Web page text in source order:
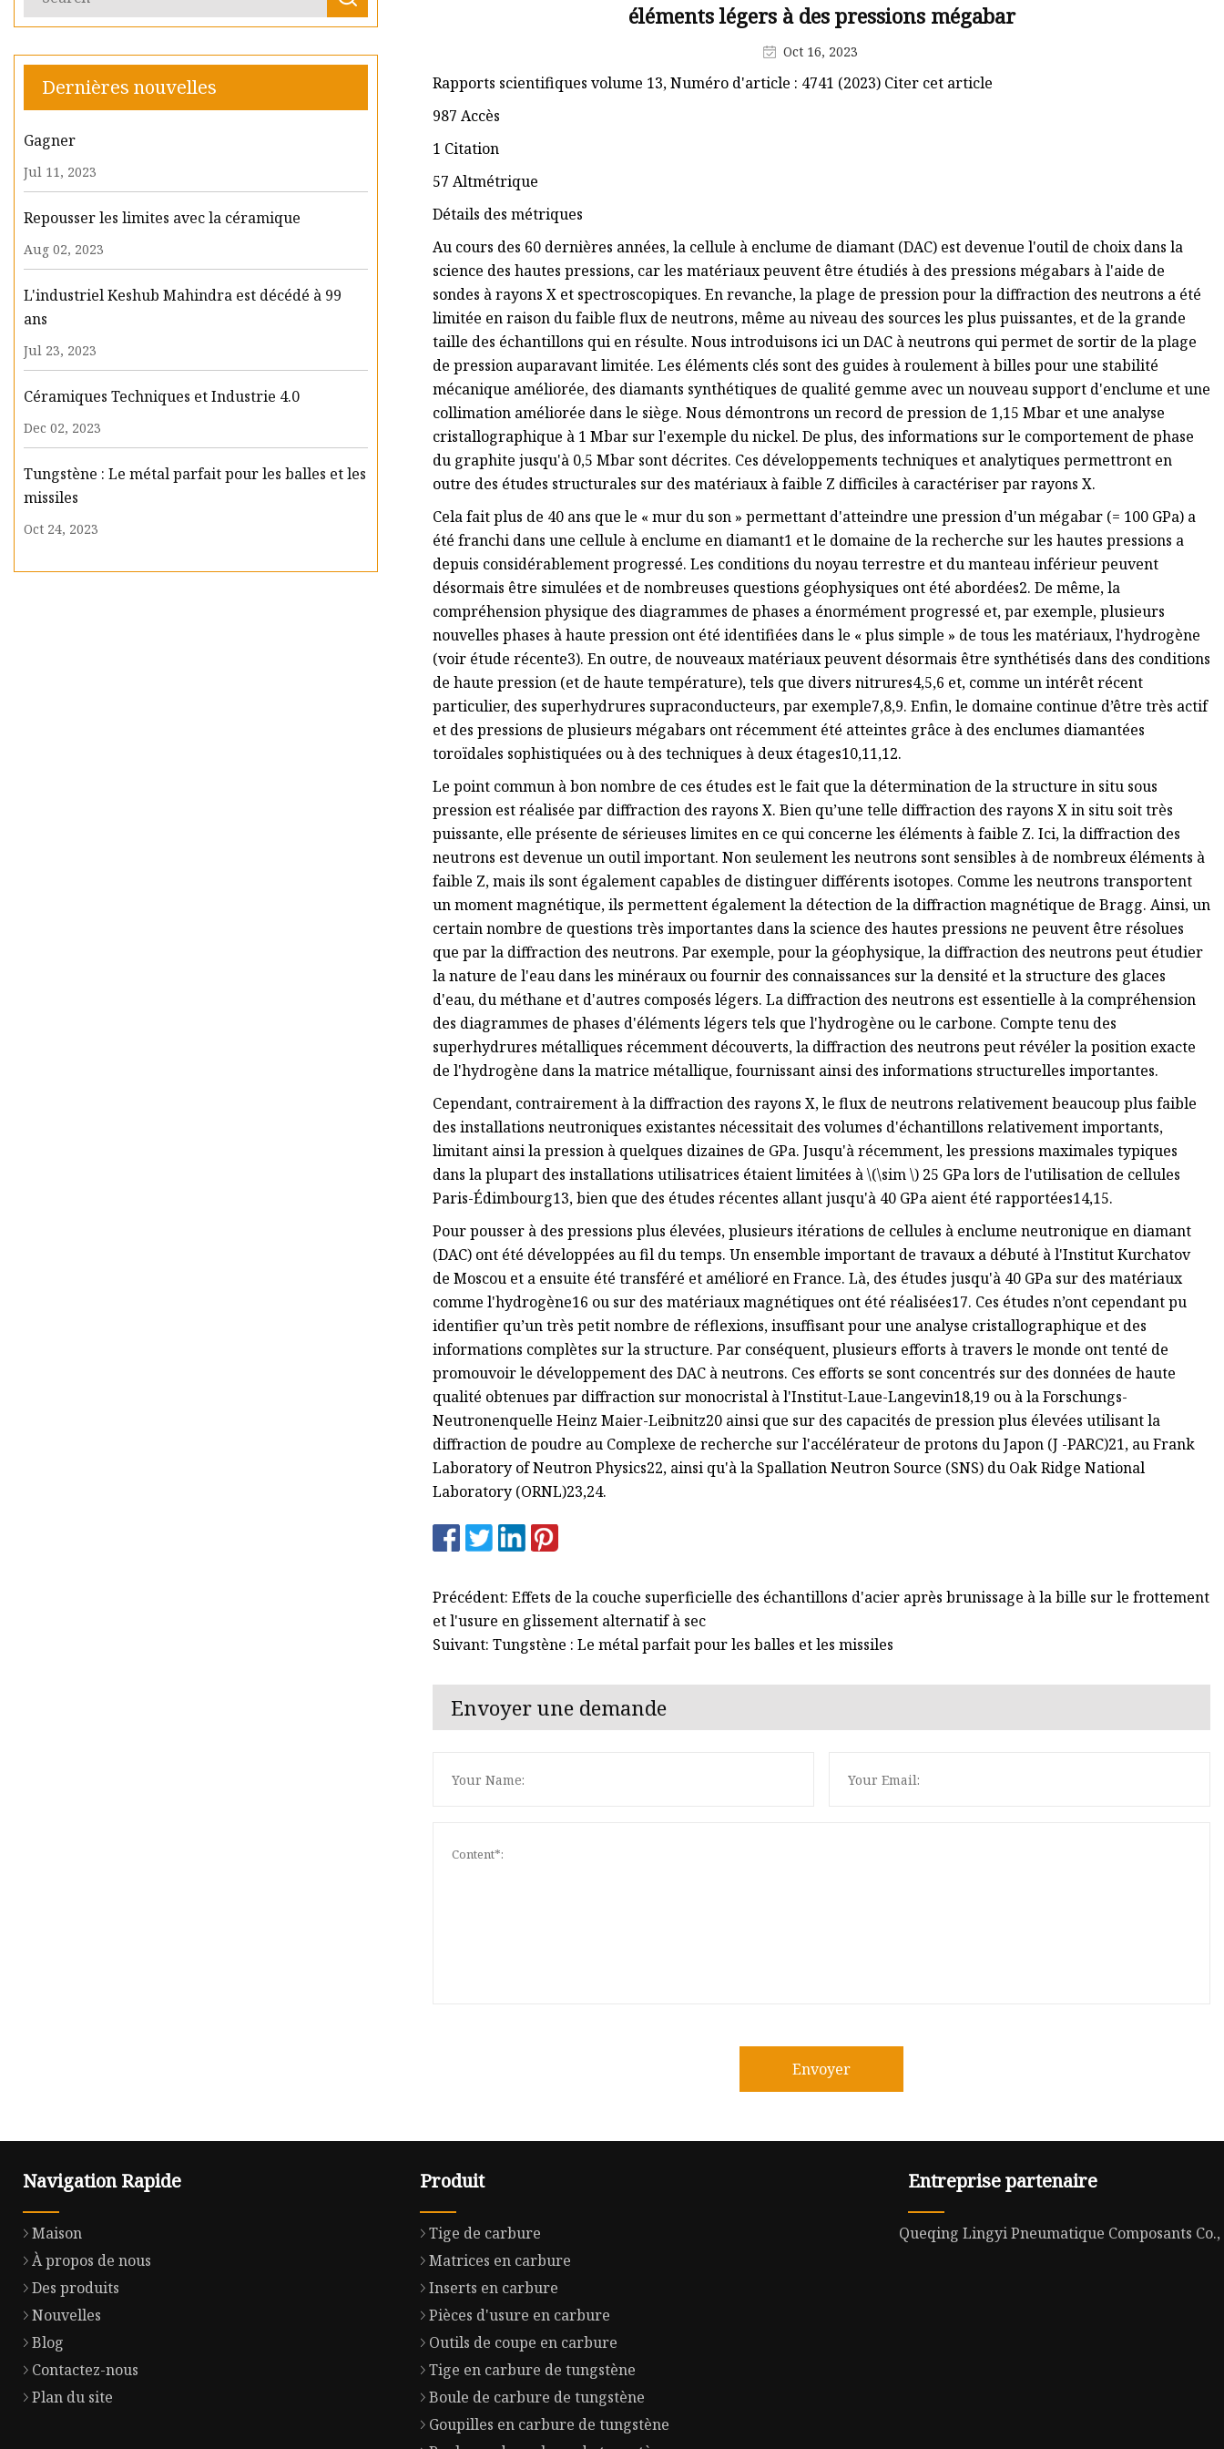
Plaque de carbure de tungstène
Conseils pour l'extraction du
Dernières nouvelles
Gagner
Jul 11, 2023
Repousser les limites avec la céramique
Aug 02, 2023
L'industriel Keshub Mahindra est décédé à 99
ans
Jul 23, 2023
Céramiques Techniques et Industrie 4.0
Dec 02, 2023
Tungstène : Le métal parfait pour les balles et les
missiles
Oct 24, 2023
éléments légers à des pressions mégabar
Oct 16, 2023
Rapports scientifiques volume 13, Numéro d'article : 4741 (2023) Citer cet article
987 Accès
1 Citation
57 Altmétrique
Détails des métriques
Au cours des 60 dernières années, la cellule à enclume de diamant (DAC) est devenue l'outil de choix dans la
science des hautes pressions, car les matériaux peuvent être étudiés à des pressions mégabars à l'aide de
sondes à rayons X et spectroscopiques. En revanche, la plage de pression pour la diffraction des neutrons a été
limitée en raison du faible flux de neutrons, même au niveau des sources les plus puissantes, et de la grande
taille des échantillons qui en résulte. Nous introduisons ici un DAC à neutrons qui permet de sortir de la plage
de pression auparavant limitée. Les éléments clés sont des guides à roulement à billes pour une stabilité
mécanique améliorée, des diamants synthétiques de qualité gemme avec un nouveau support d'enclume et une
collimation améliorée dans le siège. Nous démontrons un record de pression de 1,15 Mbar et une analyse
cristallographique à 1 Mbar sur l'exemple du nickel. De plus, des informations sur le comportement de phase
du graphite jusqu'à 0,5 Mbar sont décrites. Ces développements techniques et analytiques permettront en
outre des études structurales sur des matériaux à faible Z difficiles à caractériser par rayons X.
Cela fait plus de 40 ans que le « mur du son » permettant d'atteindre une pression d'un mégabar (= 100 GPa) a
été franchi dans une cellule à enclume en diamant1 et le domaine de la recherche sur les hautes pressions a
depuis considérablement progressé. Les conditions du noyau terrestre et du manteau inférieur peuvent
désormais être simulées et de nombreuses questions géophysiques ont été abordées2. De même, la
compréhension physique des diagrammes de phases a énormément progressé et, par exemple, plusieurs
nouvelles phases à haute pression ont été identifiées dans le « plus simple » de tous les matériaux, l'hydrogène
(voir étude récente3). En outre, de nouveaux matériaux peuvent désormais être synthétisés dans des conditions
de haute pression (et de haute température), tels que divers nitrures4,5,6 et, comme un intérêt récent
particulier, des superhydrures supraconducteurs, par exemple7,8,9. Enfin, le domaine continue d’être très actif
et des pressions de plusieurs mégabars ont récemment été atteintes grâce à des enclumes diamantées
toroïdales sophistiquées ou à des techniques à deux étages10,11,12.
Le point commun à bon nombre de ces études est le fait que la détermination de la structure in situ sous
pression est réalisée par diffraction des rayons X. Bien qu’une telle diffraction des rayons X in situ soit très
puissante, elle présente de sérieuses limites en ce qui concerne les éléments à faible Z. Ici, la diffraction des
neutrons est devenue un outil important. Non seulement les neutrons sont sensibles à de nombreux éléments à
faible Z, mais ils sont également capables de distinguer différents isotopes. Comme les neutrons transportent
un moment magnétique, ils permettent également la détection de la diffraction magnétique de Bragg. Ainsi, un
certain nombre de questions très importantes dans la science des hautes pressions ne peuvent être résolues
que par la diffraction des neutrons. Par exemple, pour la géophysique, la diffraction des neutrons peut étudier
la nature de l'eau dans les minéraux ou fournir des connaissances sur la densité et la structure des glaces
d'eau, du méthane et d'autres composés légers. La diffraction des neutrons est essentielle à la compréhension
des diagrammes de phases d'éléments légers tels que l'hydrogène ou le carbone. Compte tenu des
superhydrures métalliques récemment découverts, la diffraction des neutrons peut révéler la position exacte
de l'hydrogène dans la matrice métallique, fournissant ainsi des informations structurelles importantes.
Cependant, contrairement à la diffraction des rayons X, le flux de neutrons relativement beaucoup plus faible
des installations neutroniques existantes nécessitait des volumes d'échantillons relativement importants,
limitant ainsi la pression à quelques dizaines de GPa. Jusqu'à récemment, les pressions maximales typiques
dans la plupart des installations utilisatrices étaient limitées à \(\sim \) 25 GPa lors de l'utilisation de cellules
Paris-Édimbourg13, bien que des études récentes allant jusqu'à 40 GPa aient été rapportées14,15.
Pour pousser à des pressions plus élevées, plusieurs itérations de cellules à enclume neutronique en diamant
(DAC) ont été développées au fil du temps. Un ensemble important de travaux a débuté à l'Institut Kurchatov
de Moscou et a ensuite été transféré et amélioré en France. Là, des études jusqu'à 40 GPa sur des matériaux
comme l'hydrogène16 ou sur des matériaux magnétiques ont été réalisées17. Ces études n’ont cependant pu
identifier qu’un très petit nombre de réflexions, insuffisant pour une analyse cristallographique et des
informations complètes sur la structure. Par conséquent, plusieurs efforts à travers le monde ont tenté de
promouvoir le développement des DAC à neutrons. Ces efforts se sont concentrés sur des données de haute
qualité obtenues par diffraction sur monocristal à l'Institut-Laue-Langevin18,19 ou à la Forschungs-
Neutronenquelle Heinz Maier-Leibnitz20 ainsi que sur des capacités de pression plus élevées utilisant la
diffraction de poudre au Complexe de recherche sur l'accélérateur de protons du Japon (J -PARC)21, au Frank
Laboratory of Neutron Physics22, ainsi qu'à la Spallation Neutron Source (SNS) du Oak Ridge National
Laboratory (ORNL)23,24.
Précédent: Effets de la couche superficielle des échantillons d'acier après brunissage à la bille sur le frottement
et l'usure en glissement alternatif à sec
Suivant: Tungstène : Le métal parfait pour les balles et les missiles
Envoyer une demande
Envoyer
Navigation Rapide
Maison
À propos de nous
Des produits
Nouvelles
Blog
Contactez-nous
Plan du site
Produit
Tige de carbure
Matrices en carbure
Inserts en carbure
Pièces d'usure en carbure
Outils de coupe en carbure
Tige en carbure de tungstène
Boule de carbure de tungstène
Goupilles en carbure de tungstène
Entreprise partenaire
Queqing Lingyi Pneumatique Composants